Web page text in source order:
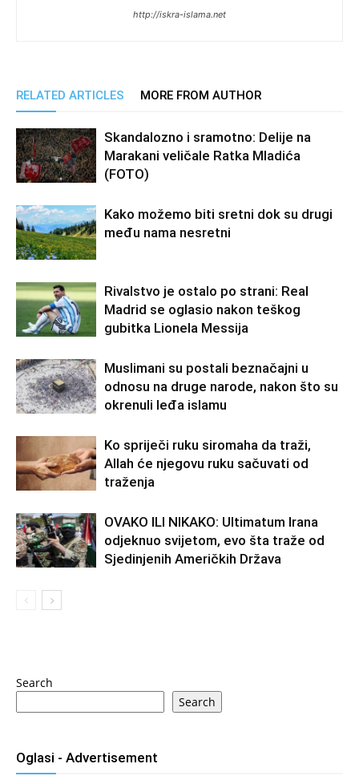
http://iskra-islama.net
RELATED ARTICLES MORE FROM AUTHOR
Skandalozno i sramotno: Delije na
Marakani veličale Ratka Mladića
(FOTO)
Kako možemo biti sretni dok su drugi
među nama nesretni
Rivalstvo je ostalo po strani: Real
Madrid se oglasio nakon teškog
gubitka Lionela Messija
Muslimani su postali beznačajni u
odnosu na druge narode, nakon što su
okrenuli leđa islamu
Ko spriječi ruku siromaha da traži,
Allah će njegovu ruku sačuvati od
traženja
OVAKO ILI NIKAKO: Ultimatum Irana
odjeknuo svijetom, evo šta traže od
Sjedinjenih Američkih Država
Search
Search
Oglasi - Advertisement